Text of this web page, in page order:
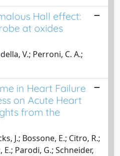
Hall effect:
at oxides
V.; Perroni, C. A.;
in Heart Failure
on Acute Heart
from the
J.; Bossone, E.; Citro, R.;
Parodi, G.; Schneider,